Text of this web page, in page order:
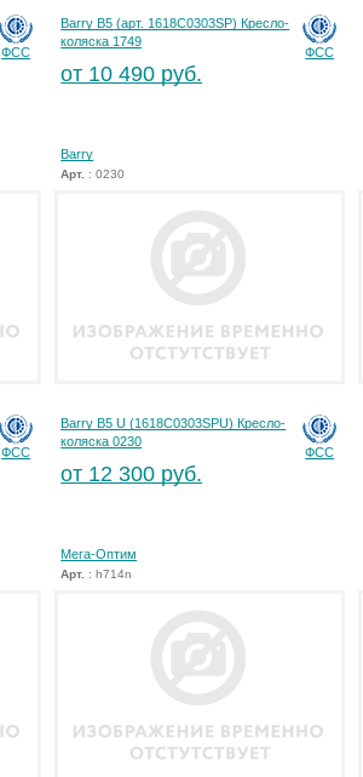
ФСС ФСС
Barry B5 (арт. 1618С0303SP) Кресло-
коляска 1749
от 10 490 руб.
ФСС
Barry
Арт. : 0230
ФСС
Barry B5 U (1618С0303SPU) Кресло-
коляска 0230
от 12 300 руб.
Мега-Оптим
Арт. : h714n